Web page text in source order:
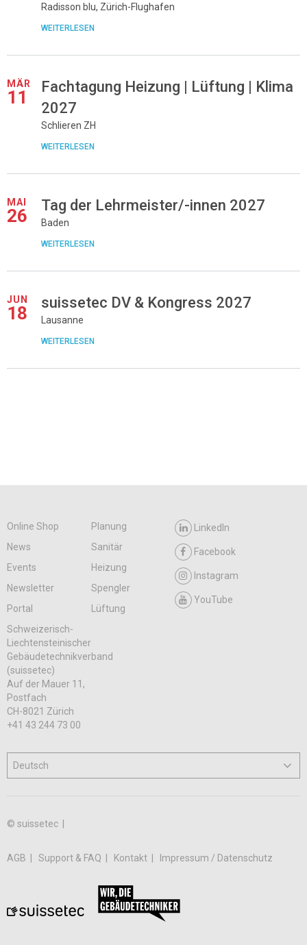
Radisson blu, Zürich-Flughafen
WEITERLESEN
MÄR
11
Fachtagung Heizung | Lüftung | Klima
2027
Schlieren ZH
WEITERLESEN
MAI
26
Tag der Lehrmeister/-innen 2027
Baden
WEITERLESEN
JUN
18
suissetec DV & Kongress 2027
Lausanne
WEITERLESEN
Online Shop
Planung
News
Sanitär
Events
Heizung
Newsletter
Spengler
Portal
Lüftung
LinkedIn
Facebook
Instagram
YouTube
Schweizerisch-
Liechtensteinischer
Gebäudetechnikverband
(suissetec)
Auf der Mauer 11,
Postfach
CH-8021 Zürich
+41 43 244 73 00
© suissetec |
AGB Support & FAQ Kontakt Impressum / Datenschutz